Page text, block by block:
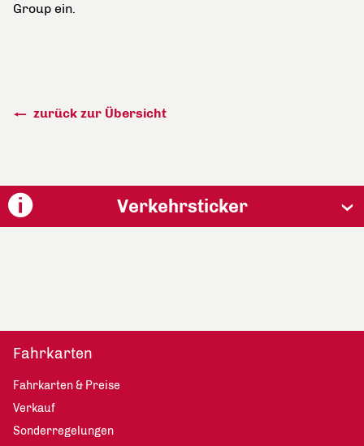
Group ein.
zurück zur Übersicht
Verkehrsticker
Fahrkarten
Fahrkarten & Preise
Verkauf
Sonderregelungen